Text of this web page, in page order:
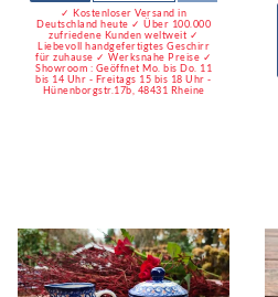
✓ Kostenloser Versand in
Deutschland heute ✓ Über 100.000
zufriedene Kunden weltweit ✓
Liebevoll handgefertigtes Geschirr
für zuhause ✓ Werksnahe Preise ✓
Showroom : Geöffnet Mo. bis Do. 11
bis 14 Uhr - Freitags 15 bis 18 Uhr -
Hünenborgstr.17b, 48431 Rheine